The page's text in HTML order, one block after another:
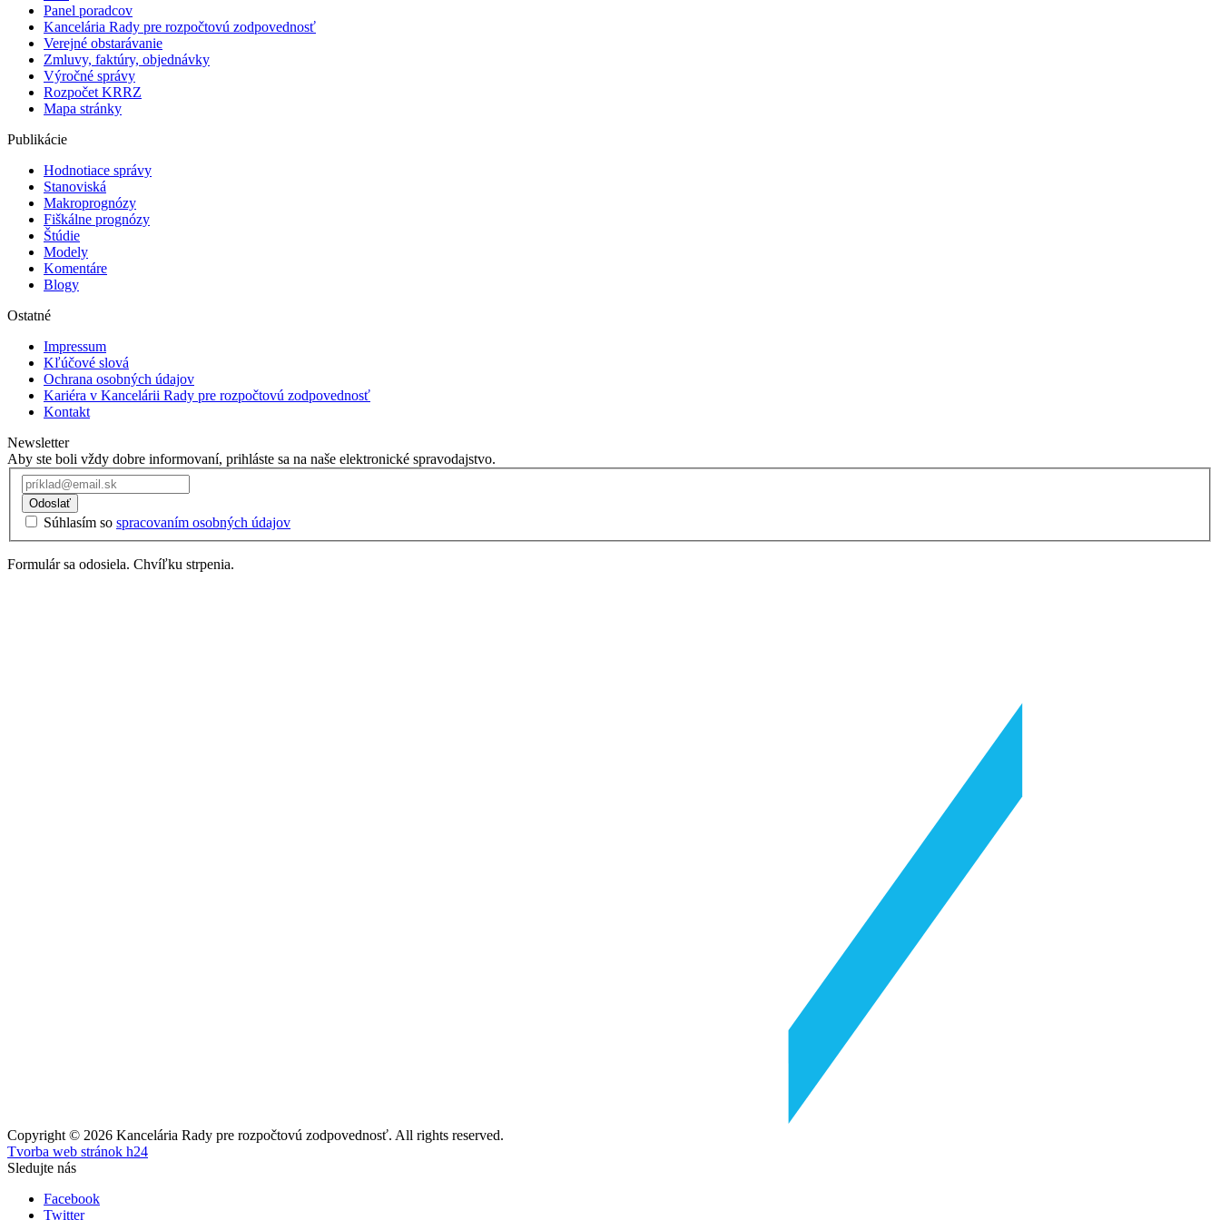
Panel poradcov
Kancelária Rady pre rozpočtovú zodpovednosť
Verejné obstarávanie
Zmluvy, faktúry, objednávky
Výročné správy
Rozpočet KRRZ
Mapa stránky
Publikácie
Hodnotiace správy
Stanoviská
Makroprognózy
Fiškálne prognózy
Štúdie
Modely
Komentáre
Blogy
Ostatné
Impressum
Kľúčové slová
Ochrana osobných údajov
Kariéra v Kancelárii Rady pre rozpočtovú zodpovednosť
Kontakt
Newsletter
Aby ste boli vždy dobre informovaní, prihláste sa na naše elektronické spravodajstvo.
Odoslať
Súhlasím so spracovaním osobných údajov
Formulár sa odosiela. Chvíľku strpenia.
Copyright © 2026 Kancelária Rady pre rozpočtovú zodpovednosť. All rights reserved.
Tvorba web stránok h24
Sledujte nás
Facebook
Twitter